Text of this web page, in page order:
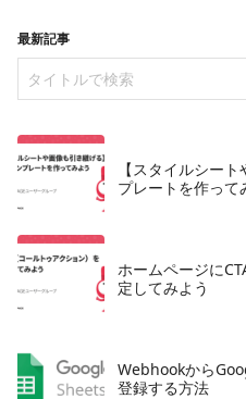
最新記事
【スタイルシー
プレートを作って
ホームページに
定してみよう
Webhookから
登録する方法